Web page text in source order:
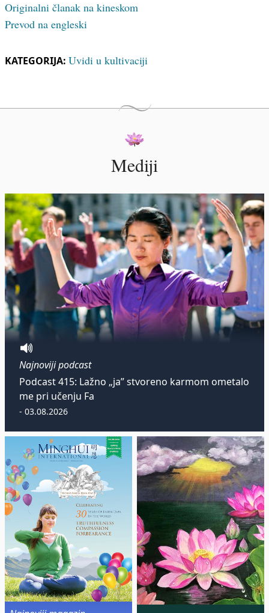
Originalni članak na kineskom
Prevod na engleski
KATEGORIJA: Uvidi u kultivaciji
Mediji
Najnoviji podcast
Podcast 415: Lažno „ja” stvoreno karmom ometalo
me pri učenju Fa
- 03.08.2026